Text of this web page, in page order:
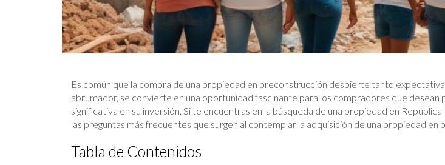
Es común que la compra de una propiedad en preconstrucción despierte tanto
abrumador, se convierte en una oportunidad fascinante para los compradores que desean
significativa en su inversión. Si te encuentras en la búsqueda de una propiedad en
las preguntas más frecuentes que surgen al contemplar la adquisición de una propiedad
Tabla de Contenidos